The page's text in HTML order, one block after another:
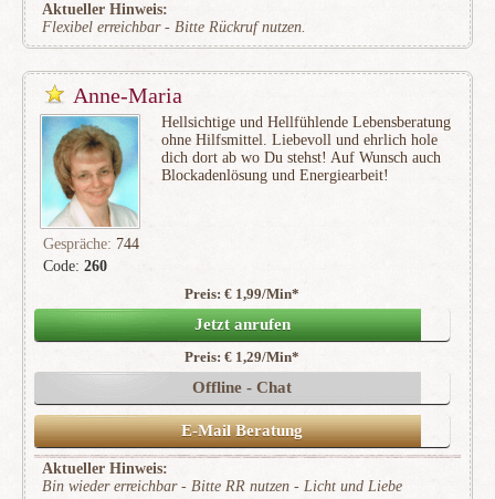
Aktueller Hinweis:
Flexibel erreichbar - Bitte Rückruf nutzen.
Anne-Maria
Code: 260
Hellsichtige und Hellfühlende Lebensberatung
ohne Hilfsmittel. Liebevoll und ehrlich hole
dich dort ab wo Du stehst! Auf Wunsch auch
Blockadenlösung und Energiearbeit!
Gespräche: 744
(60)
Preis: € 1,99/Min*
Jetzt anrufen
Preis: € 1,29/Min*
Offline - Chat
E-Mail Beratung
Aktueller Hinweis:
Bin wieder erreichbar - Bitte RR nutzen - Licht und Liebe